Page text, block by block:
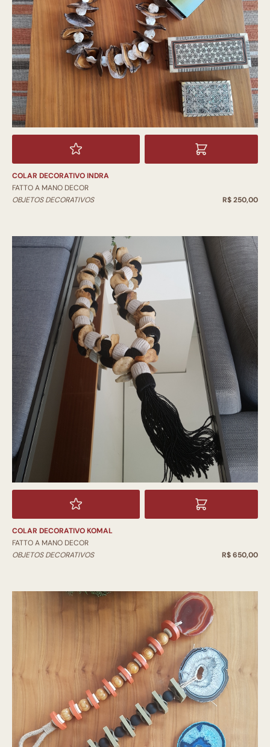
COLAR DECORATIVO INDRA
FATTO A MANO DECOR
OBJETOS DECORATIVOS
R$ 250,00
COLAR DECORATIVO KOMAL
FATTO A MANO DECOR
OBJETOS DECORATIVOS
R$ 650,00